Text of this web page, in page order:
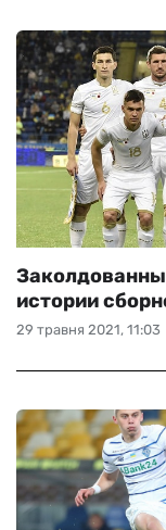
29 травня 2021, 11:03
истории